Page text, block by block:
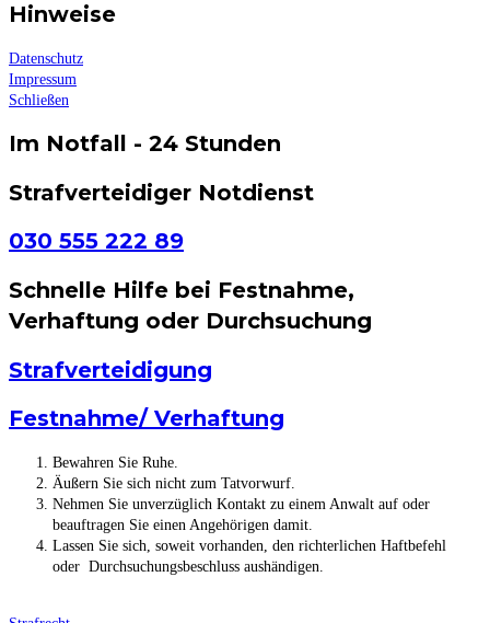
Hinweise
Datenschutz
Impressum
Schließen
Im Notfall - 24 Stunden
Strafverteidiger Notdienst
030 555 222 89
Schnelle Hilfe bei Festnahme,
Verhaftung oder Durchsuchung
Strafverteidigung
Festnahme/ Verhaftung
Bewahren Sie Ruhe.
Äußern Sie sich nicht zum Tatvorwurf.
Nehmen Sie unverzüglich Kontakt zu einem Anwalt auf oder
beauftragen Sie einen Angehörigen damit.
Lassen Sie sich, soweit vorhanden, den richterlichen Haftbefehl
oder Durchsuchungsbeschluss aushändigen.